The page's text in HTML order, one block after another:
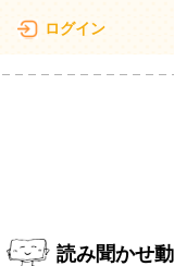
ログイン
読み聞かせ